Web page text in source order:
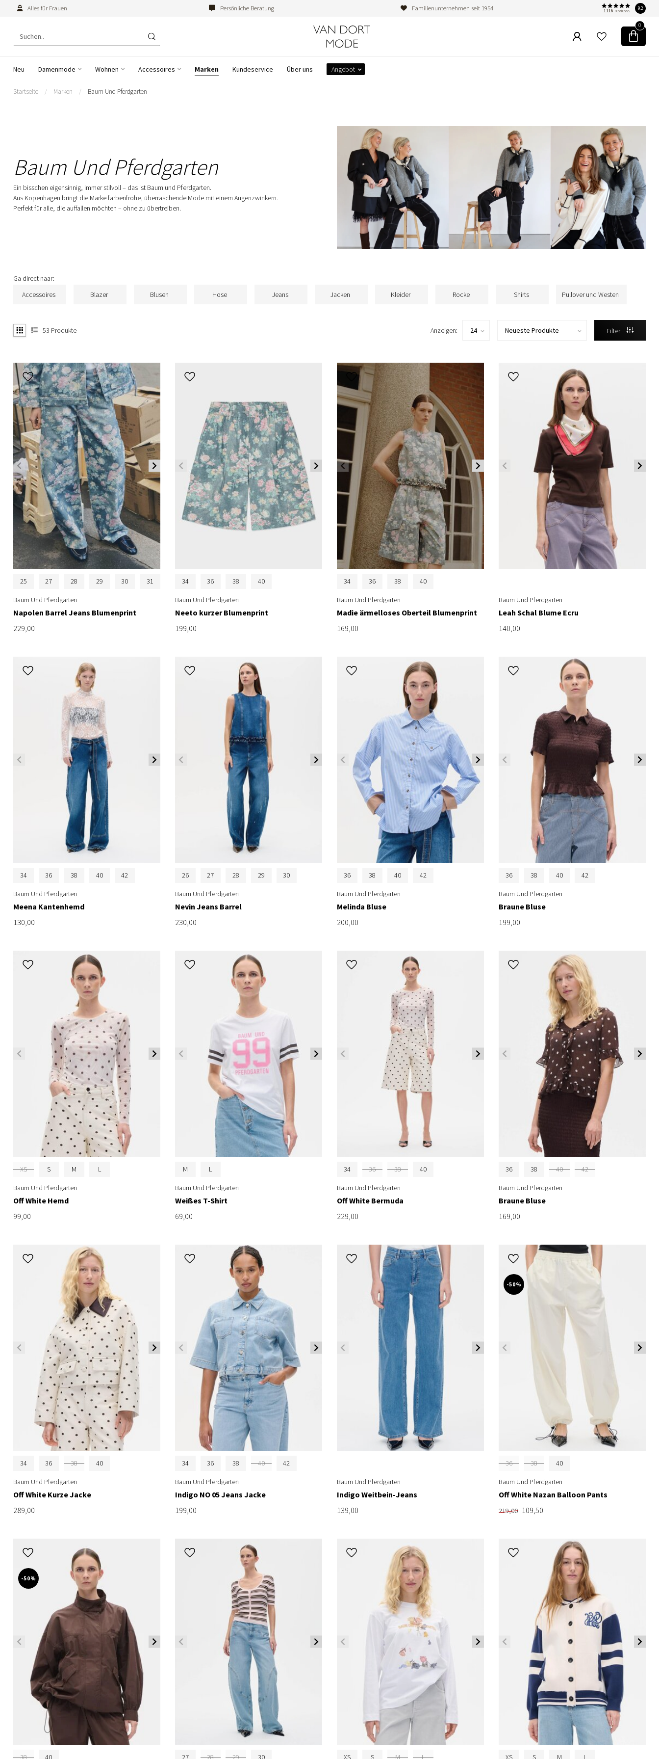
Alles für Frauen Persönliche Beratung Familienunternehmen seit 1954 1116 reviews 9.2
0
Neu Damenmode Wohnen Accessoires Marken Kundeservice Über uns Angebot
Startseite / Marken / Baum Und Pferdgarten
Baum Und Pferdgarten
Ein bisschen eigensinnig, immer stilvoll – das ist Baum und Pferdgarten.
Aus Kopenhagen bringt die Marke farbenfrohe, überraschende Mode mit einem Augenzwinkern.
Perfekt für alle, die auffallen möchten – ohne zu übertreiben.
Ga direct naar:
Accessoires
Blazer Blusen Hose Jeans Jacken Kleider Rocke Shirts Pullover und Westen
53 Produkte Anzeigen: Filter
25 27 28 29 30 31
Baum Und Pferdgarten
Napolen Barrel Jeans Blumenprint
229,00
34 36 38 40
Baum Und Pferdgarten
Neeto kurzer Blumenprint
199,00
34 36 38 40
Baum Und Pferdgarten
Madie ärmelloses Oberteil Blumenprint
169,00
Baum Und Pferdgarten
Leah Schal Blume Ecru
140,00
34 36 38 40 42
Baum Und Pferdgarten
Meena Kantenhemd
130,00
26 27 28 29 30
Baum Und Pferdgarten
Nevin Jeans Barrel
230,00
36 38 40 42
Baum Und Pferdgarten
Melinda Bluse
200,00
36 38 40 42
Baum Und Pferdgarten
Braune Bluse
199,00
XS S M L
Baum Und Pferdgarten
Off White Hemd
99,00
M L
Baum Und Pferdgarten
Weißes T-Shirt
69,00
34 36 38 40
Baum Und Pferdgarten
Off White Bermuda
229,00
36 38 40 42
Baum Und Pferdgarten
Braune Bluse
169,00
34 36 38 40
Baum Und Pferdgarten
Off White Kurze Jacke
289,00
34 36 38 40 42
Baum Und Pferdgarten
Indigo NO 05 Jeans Jacke
199,00
Baum Und Pferdgarten
Indigo Weitbein-Jeans
139,00
-50%
36 38 40
Baum Und Pferdgarten
Off White Nazan Balloon Pants
219,00 109,50
-50%
38 40 27 28 29 30 XS S M L XS S M L